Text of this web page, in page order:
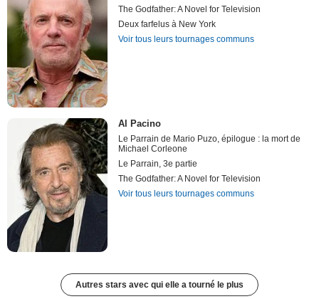
The Godfather: A Novel for Television
Deux farfelus à New York
Voir tous leurs tournages communs
Al Pacino
Le Parrain de Mario Puzo, épilogue : la mort de
Michael Corleone
Le Parrain, 3e partie
The Godfather: A Novel for Television
Voir tous leurs tournages communs
Autres stars avec qui elle a tourné le plus